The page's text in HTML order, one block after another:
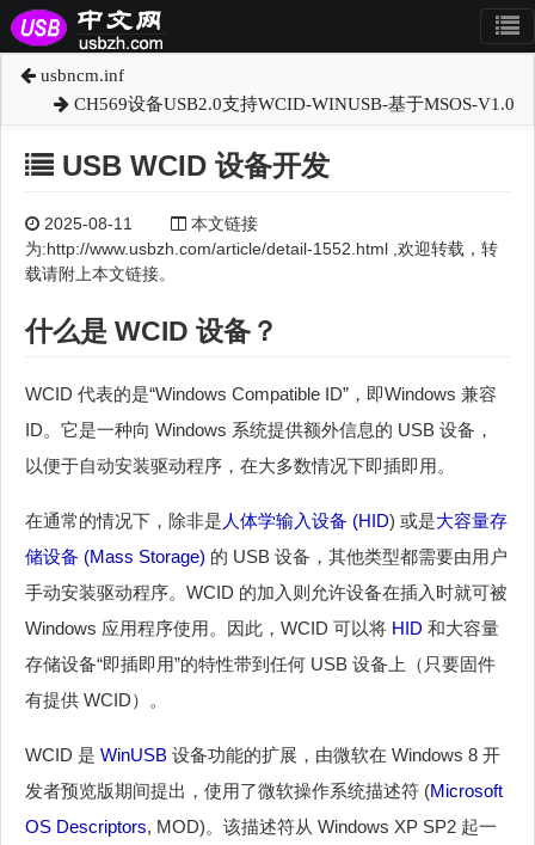
usbncm.inf
CH569设备USB2.0支持WCID-WINUSB-基于MSOS-V1.0
USB WCID 设备开发
2025-08-11
本文链接
为:http://www.usbzh.com/article/detail-1552.html ,欢迎转载，转
载请附上本文链接。
什么是 WCID 设备？
WCID 代表的是“Windows Compatible ID”，即Windows 兼容
ID。它是一种向 Windows 系统提供额外信息的 USB 设备，
以便于自动安装驱动程序，在大多数情况下即插即用。
在通常的情况下，除非是人体学输入设备 (HID) 或是大容量存
储设备 (Mass Storage) 的 USB 设备，其他类型都需要由用户
手动安装驱动程序。WCID 的加入则允许设备在插入时就可被
Windows 应用程序使用。因此，WCID 可以将 HID 和大容量
存储设备“即插即用”的特性带到任何 USB 设备上（只要固件
有提供 WCID）。
WCID 是 WinUSB 设备功能的扩展，由微软在 Windows 8 开
发者预览版期间提出，使用了微软操作系统描述符 (Microsoft
OS Descriptors, MOD)。该描述符从 Windows XP SP2 起一